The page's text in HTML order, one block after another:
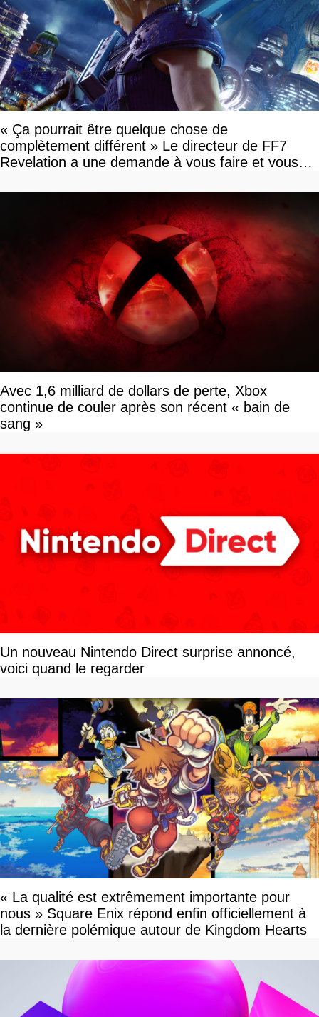
« Ça pourrait être quelque chose de
complètement différent » Le directeur de FF7
Revelation a une demande à vous faire et vous
Avec 1,6 milliard de dollars de perte, Xbox
continue de couler après son récent « bain de
sang »
Un nouveau Nintendo Direct surprise annoncé,
voici quand le regarder
« La qualité est extrêmement importante pour
nous » Square Enix répond enfin officiellement à
la dernière polémique autour de Kingdom Hearts